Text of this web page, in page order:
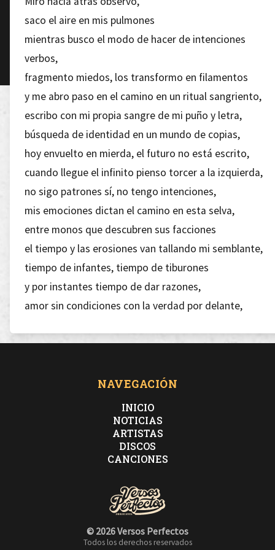
saco el aire en mis pulmones
mientras busco el modo de hacer de intenciones
verbos,
fragmento miedos, los transformo en filamentos
y me abro paso en el camino en un ritual sangriento,
escribo con mi propia sangre de mi puño y letra,
búsqueda de identidad en un mundo de copias,
hoy envuelto en mierda, el futuro no está escrito,
cuando llegue el infinito pienso torcer a la izquierda,
no sigo patrones sí, no tengo intenciones,
mis emociones dictan el camino en esta selva,
entre monos que descubren sus facciones
el tiempo y las erosiones van tallando mi semblante,
tiempo de infantes, tiempo de tiburones
y por instantes tiempo de dar razones,
amor sin condiciones con la verdad por delante,
se van sobre soleadas, puertas vedadas
la claridad del día anula nuestro juicio,
que es el inicio de un via crucis en post de un oficio..
NAVEGACIÓN
INICIO
NOTICIAS
ARTISTAS
DISCOS
CANCIONES
© 2026 Versos Perfectos
Todos los derechos reservados